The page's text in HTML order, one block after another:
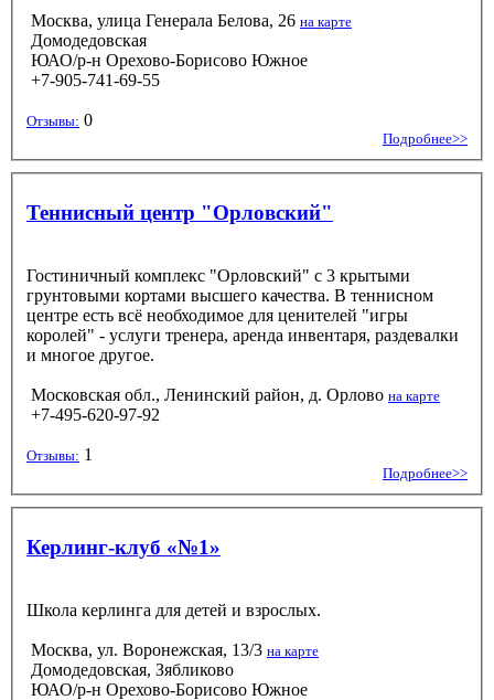
Москва, улица Генерала Белова, 26 на карте
Домодедовская
ЮАО/р-н Орехово-Борисово Южное
+7-905-741-69-55
Отзывы: 0
Подробнее>>
Теннисный центр "Орловский"
Гостиничный комплекс "Орловский" с 3 крытыми
грунтовыми кортами высшего качества. В теннисном
центре есть всё необходимое для ценителей "игры
королей" - услуги тренера, аренда инвентаря, раздевалки
и многое другое.
Московская обл., Ленинский район, д. Орлово на карте
+7-495-620-97-92
Отзывы: 1
Подробнее>>
Керлинг-клуб «№1»
Школа керлинга для детей и взрослых.
Москва, ул. Воронежская, 13/3 на карте
Домодедовская, Зябликово
ЮАО/р-н Орехово-Борисово Южное